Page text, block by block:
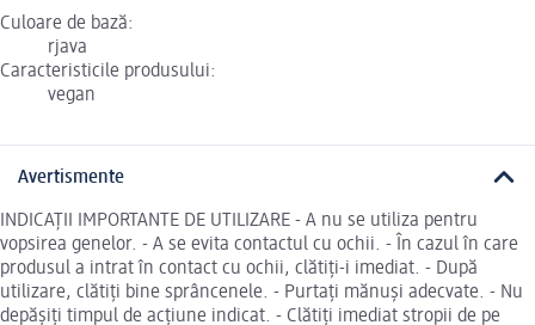
Culoare de bază:
rjava
Caracteristicile produsului:
vegan
Avertismente
INDICAȚII IMPORTANTE DE UTILIZARE - A nu se utiliza pentru
vopsirea genelor. - A se evita contactul cu ochii. - În cazul în care
produsul a intrat în contact cu ochii, clătiți-i imediat. - După
utilizare, clătiți bine sprâncenele. - Purtați mănuși adecvate. - Nu
depășiți timpul de acțiune indicat. - Clătiți imediat stropii de pe